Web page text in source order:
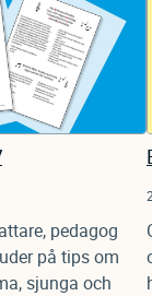
pedagog
på tips om
sjunga och